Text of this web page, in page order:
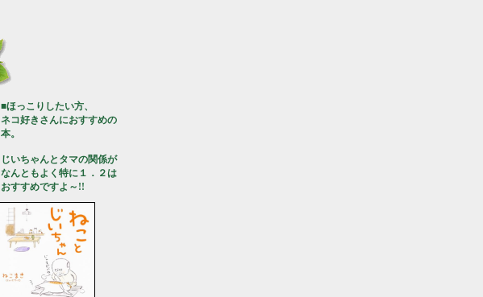
■ほっこりしたい方、
ネコ好きさんにおすすめの
本。
じいちゃんとタマの関係が
なんともよく特に１．２は
おすすめですよ～!!